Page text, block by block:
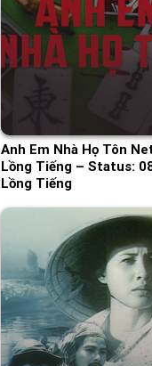
Anh Em Nhà Họ Tôn
Lồng Tiếng – Status:
Lồng Tiếng